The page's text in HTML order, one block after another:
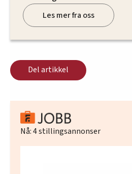
Les mer fra oss
Del artikkel
Nå:4stillingsannonser